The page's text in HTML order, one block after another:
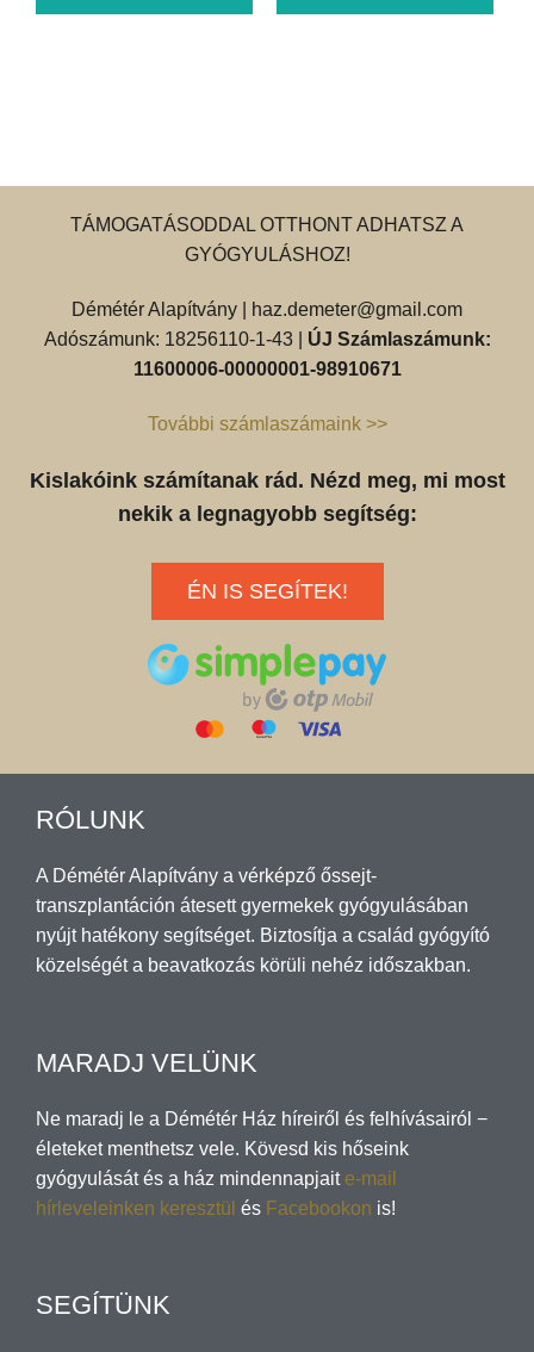
TÁMOGATÁSODDAL OTTHONT ADHATSZ A
GYÓGYULÁSHOZ!
Démétér Alapítvány |
haz.demeter@gmail.com
Adószámunk: 18256110-1-43 | ÚJ Számlaszámunk:
11600006-00000001-98910671
További számlaszámaink >>
Kislakóink számítanak rád. Nézd meg, mi most
nekik a legnagyobb segítség:
ÉN IS SEGÍTEK!
RÓLUNK
A Démétér Alapítvány a vérképző őssejt-
transzplantáción átesett gyermekek gyógyulásában
nyújt hatékony segítséget. Biztosítja a család gyógyító
közelségét a beavatkozás körüli nehéz időszakban.
MARADJ VELÜNK
Ne maradj le a Démétér Ház híreiről és felhívásairól −
életeket menthetsz vele. Kövesd kis hőseink
gyógyulását és a ház mindennapjait e-mail
hírleveleinken keresztül és Facebookon is!
SEGÍTÜNK